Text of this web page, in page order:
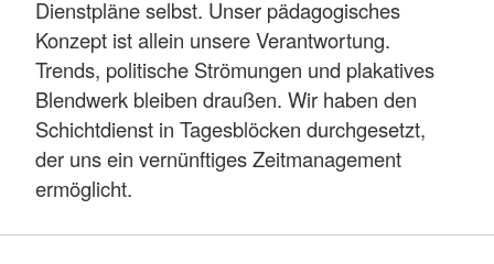
Dienstpläne selbst. Unser pädagogisches
Konzept ist allein unsere Verantwortung.
Trends, politische Strömungen und plakatives
Blendwerk bleiben draußen. Wir haben den
Schichtdienst in Tagesblöcken durchgesetzt,
der uns ein vernünftiges Zeitmanagement
ermöglicht.